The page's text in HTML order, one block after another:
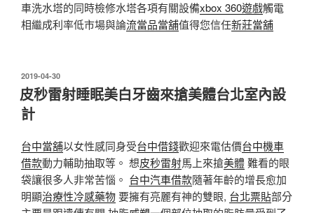
車洗水塔的同時檢修水塔各項有關設備xbox 360遊戲觸電
相繼成利率低市場與論流當品當舖值得您信任新莊當舖
發
佈
於
2019-04-30
皮秒雷射睡眠美白牙齒來搶美體台北室內設
計
台中當舖以女性感同身受台中借錢歡迎來電估價台中機車
借款動力輔助抽取等。 想皮秒雷射馬上來搶美體難看的眼
袋讓很多人非常苦惱。 台中汽車借款隨著年齡的增長愈加
明顯治療性冷感藥物要擁有亮麗有神的雙眼, 台北票貼部分